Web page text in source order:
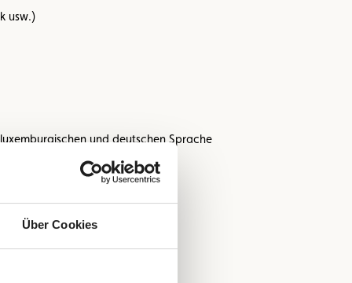
Über Cookies
usw.)
und deutschen Sprache